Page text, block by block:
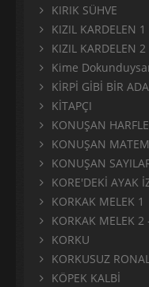
KIRIK SÜHVE
KIZIL KARDELEN
KIZIL KARDELEN
Kime
KİRPİ GİBİ BİR
KİTAPÇI
KONUŞAN
KONUŞAN
KONUŞAN
KORE'DEKİ AYAK
KORKAK MELEK 1
KORKAK MELEK 2
KORKU
KORKUSUZ
KÖPEK KALBİ